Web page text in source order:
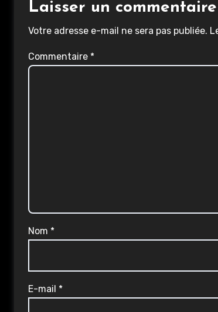
Laisser un commentaire
Votre adresse e-mail ne sera pas publiée.
Commentaire *
Nom *
E-mail *